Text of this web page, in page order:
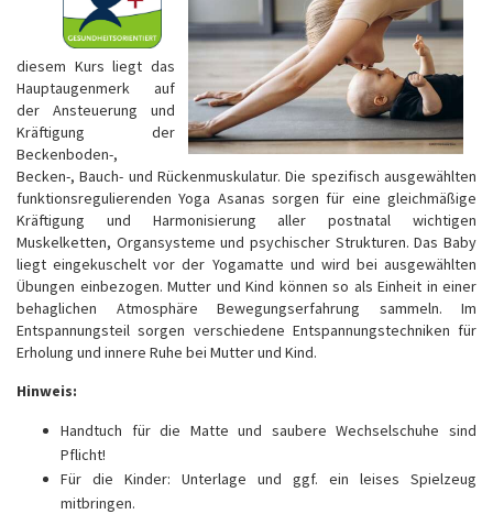
diesem Kurs liegt das
Hauptaugenmerk auf
der Ansteuerung und
Kräftigung der
Beckenboden-,
Becken-, Bauch- und Rückenmuskulatur. Die spezifisch ausgewählten
funktionsregulierenden Yoga Asanas sorgen für eine gleichmäßige
Kräftigung und Harmonisierung aller postnatal wichtigen
Muskelketten, Organsysteme und psychischer Strukturen. Das Baby
liegt eingekuschelt vor der Yogamatte und wird bei ausgewählten
Übungen einbezogen. Mutter und Kind können so als Einheit in einer
behaglichen Atmosphäre Bewegungserfahrung sammeln. Im
Entspannungsteil sorgen verschiedene Entspannungstechniken für
Erholung und innere Ruhe bei Mutter und Kind.
Hinweis:
Handtuch für die Matte und saubere Wechselschuhe sind
Pflicht!
Für die Kinder: Unterlage und ggf. ein leises Spielzeug
mitbringen.